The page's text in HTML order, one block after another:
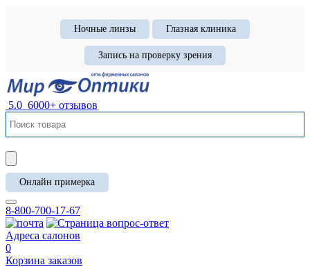
Ночные линзы Глазная клиника
Запись на проверку зрения
5.0 6000+ отзывов
Онлайн примерка
8-800-700-17-67
Адреса салонов
0
Корзина заказов